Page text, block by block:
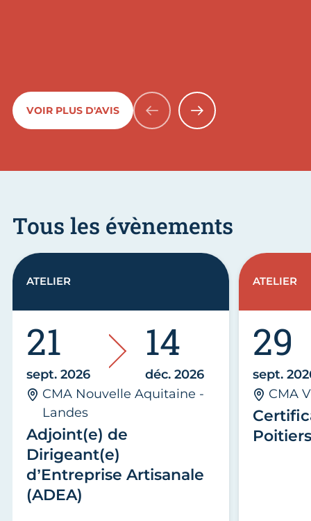
VOIR PLUS D'AVIS PRÉCÉDENTSUIVANT
Tous les évènements
Adjoint(e) de
Dirigeant(e)
d’Entreprise Artisanale
(ADEA)
21
sept. 2026
14
déc. 2026
CMA Nouvelle Aquitaine -
Landes
ATELIER
Poitiers
29
sept.
CMA
ATELIER